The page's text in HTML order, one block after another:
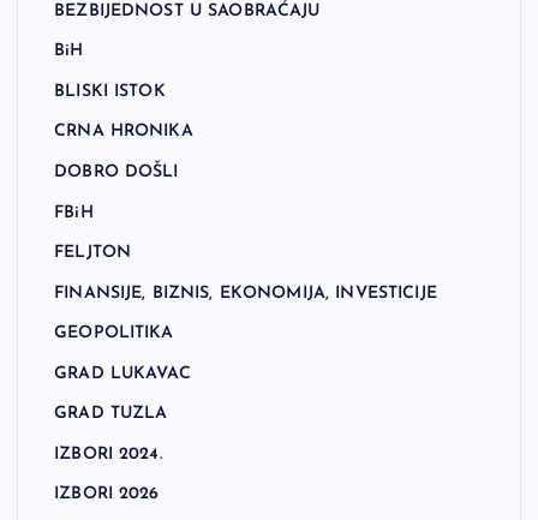
BEZBIJEDNOST U SAOBRAĆAJU
BiH
BLISKI ISTOK
CRNA HRONIKA
DOBRO DOŠLI
FBiH
FELJTON
FINANSIJE, BIZNIS, EKONOMIJA, INVESTICIJE
GEOPOLITIKA
GRAD LUKAVAC
GRAD TUZLA
IZBORI 2024.
IZBORI 2026